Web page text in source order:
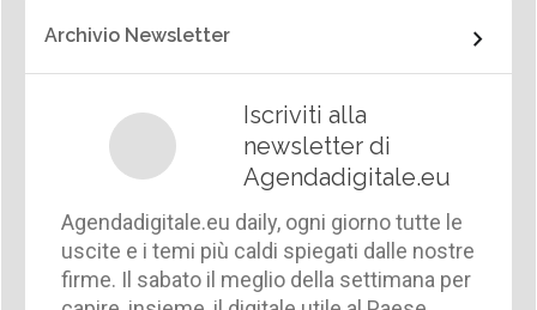
Archivio Newsletter
Iscriviti alla
newsletter di
Agendadigitale.eu
Agendadigitale.eu daily, ogni giorno tutte le
uscite e i temi più caldi spiegati dalle nostre
firme. Il sabato il meglio della settimana per